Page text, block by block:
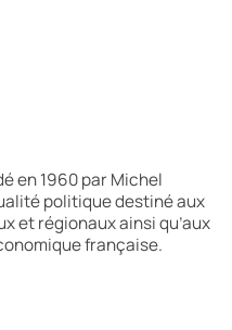
en 1960 par Michel
politique destiné aux
et régionaux ainsi qu’aux
française.